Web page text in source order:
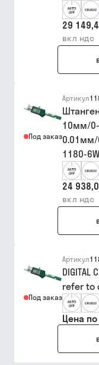
29
вкл ндс
Под заказ
Артикул
10мм/0-
0.01мм/
1180-
24
вкл ндс
Под заказ
Артикул
DIGITAL
refer to
Цена